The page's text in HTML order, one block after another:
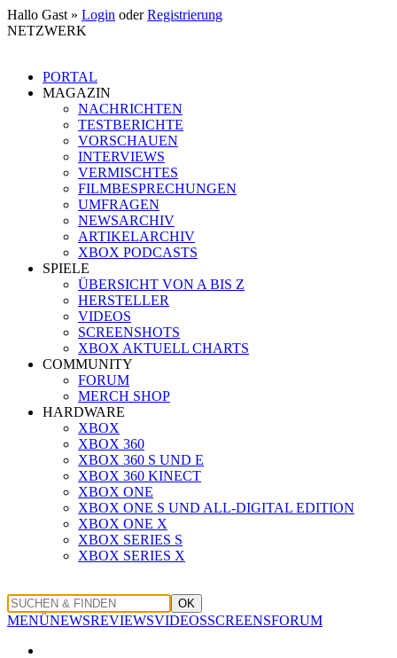
Hallo Gast » Login oderRegistrierung
NETZWERK
PORTAL
MAGAZIN
NACHRICHTEN
TESTBERICHTE
VORSCHAUEN
INTERVIEWS
VERMISCHTES
FILMBESPRECHUNGEN
UMFRAGEN
NEWSARCHIV
ARTIKELARCHIV
XBOX PODCASTS
SPIELE
ÜBERSICHT VON A BIS Z
HERSTELLER
VIDEOS
SCREENSHOTS
XBOX AKTUELL CHARTS
COMMUNITY
FORUM
MERCH SHOP
HARDWARE
XBOX
XBOX 360
XBOX 360 S UND E
XBOX 360 KINECT
XBOX ONE
XBOX ONE S UND ALL-DIGITAL EDITION
XBOX ONE X
XBOX SERIES S
XBOX SERIES X
OK
MENÜNEWSREVIEWSVIDEOSSCREENSFORUM